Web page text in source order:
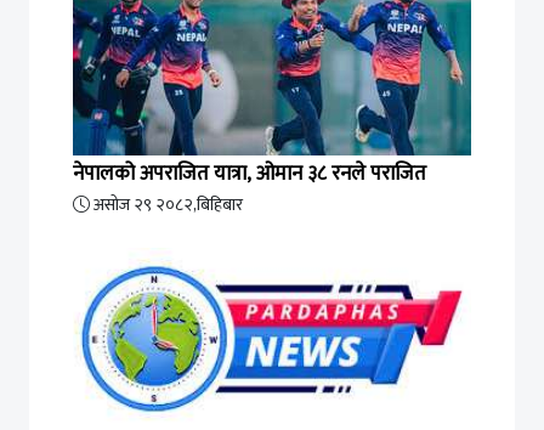
नेपालको अपराजित यात्रा, ओमान ३८ रनले पराजित
असोज २९ २०८२,बिहिबार